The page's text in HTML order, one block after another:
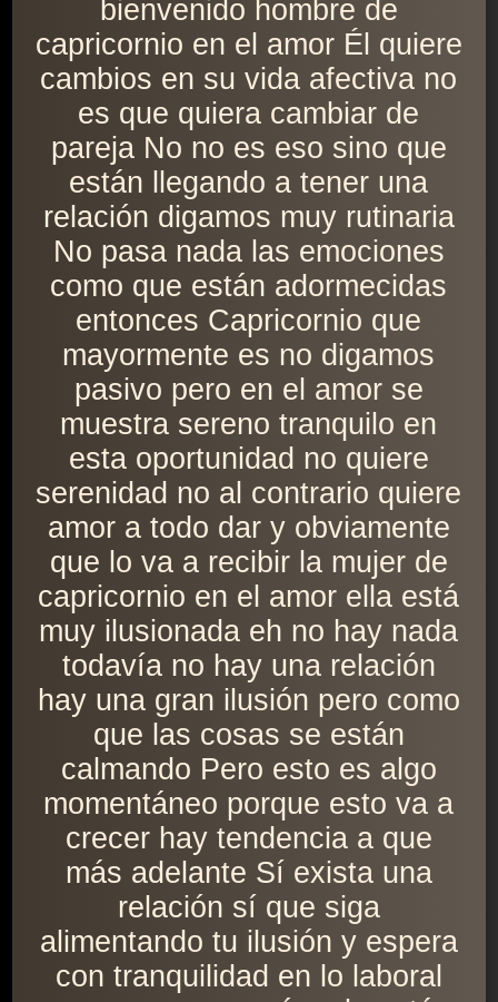
bienvenido hombre de
capricornio en el amor Él quiere
cambios en su vida afectiva no
es que quiera cambiar de
pareja No no es eso sino que
están llegando a tener una
relación digamos muy rutinaria
No pasa nada las emociones
como que están adormecidas
entonces Capricornio que
mayormente es no digamos
pasivo pero en el amor se
muestra sereno tranquilo en
esta oportunidad no quiere
serenidad no al contrario quiere
amor a todo dar y obviamente
que lo va a recibir la mujer de
capricornio en el amor ella está
muy ilusionada eh no hay nada
todavía no hay una relación
hay una gran ilusión pero como
que las cosas se están
calmando Pero esto es algo
momentáneo porque esto va a
crecer hay tendencia a que
más adelante Sí exista una
relación sí que siga
alimentando tu ilusión y espera
con tranquilidad en lo laboral